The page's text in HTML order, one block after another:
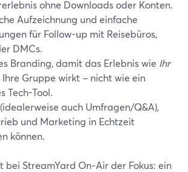
ohne Downloads oder Konten.
Aufzeichnung und einfache
für Follow-up mit Reisebüros,
DMCs.
Branding, damit das Erlebnis wie Ihr
Gruppe wirkt – nicht wie ein
Tech-Tool.
auch Umfragen/Q&A),
und Marketing in Echtzeit
können.
bei StreamYard On‑Air der Fokus: ein